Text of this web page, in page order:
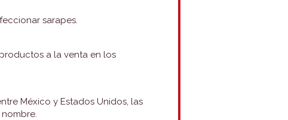
sarapes.
a la venta en los
México y Estados Unidos, las